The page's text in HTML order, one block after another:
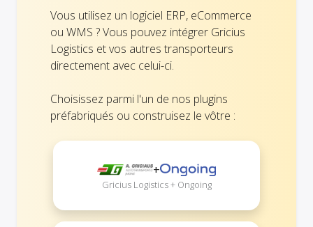
Vous utilisez un logiciel ERP, eCommerce
ou WMS ? Vous pouvez intégrer Gricius
Logistics et vos autres transporteurs
directement avec celui-ci.
Choisissez parmi l'un de nos plugins
préfabriqués ou construisez le vôtre :
+
Gricius Logistics + Ongoing